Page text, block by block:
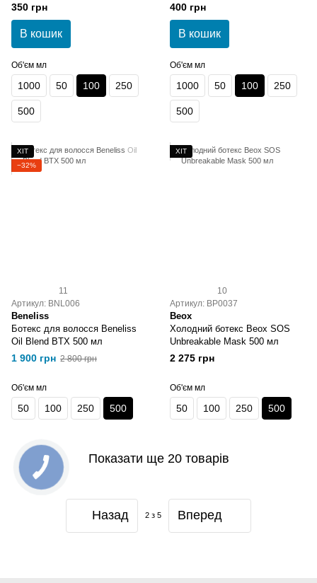
350 грн
В кошик
Об'єм мл
1000 50 100 250
500
400 грн
В кошик
Об'єм мл
1000 50 100 250
500
ХІТ
−32%
11
Артикул: BNL006
Beneliss
Ботекс для волосся Beneliss
Oil Blend BTX 500 мл
1 900 грн 2 800 грн
Об'єм мл
50 100 250 500
ХІТ
10
Артикул: BP0037
Beox
Холодний ботекс Beox SOS
Unbreakable Mask 500 мл
2 275 грн
Об'єм мл
50 100 250 500
Показати ще 20 товарів
Назад 2 з 5 Вперед